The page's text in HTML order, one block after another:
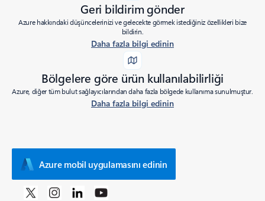
Geri bildirim gönder
Azure hakkındaki düşüncelerinizi ve gelecekte görmek istediğiniz özellikleri bize
bildirin.
Daha fazla bilgi edinin
Bölgelere göre ürün kullanılabilirliği
Azure, diğer tüm bulut sağlayıcılarından daha fazla bölgede kullanıma sunulmuştur.
Daha fazla bilgi edinin
Azure mobil uygulamasını edinin